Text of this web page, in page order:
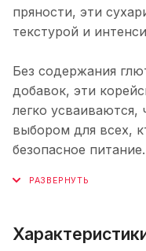
пряности, эти
текстурой и
Без содержания
добавок, эти
легко усваиваются,
выбором для всех,
безопасное питание.